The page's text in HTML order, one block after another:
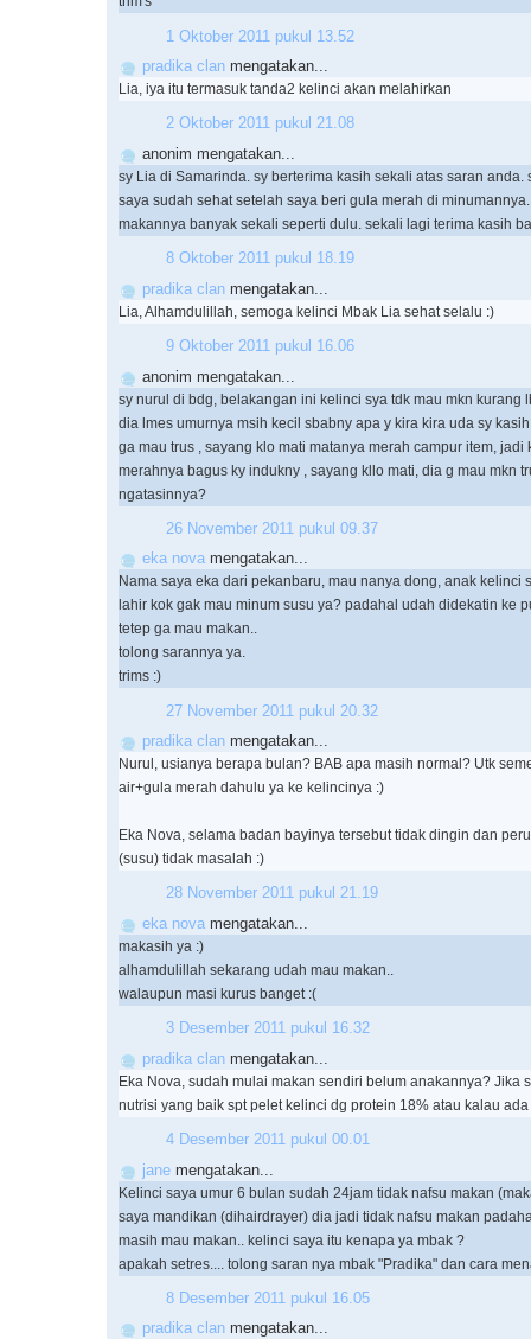
1 Oktober 2011 pukul 13.52
pradika clan mengatakan...
Lia, iya itu termasuk tanda2 kelinci akan melahirkan
2 Oktober 2011 pukul 21.08
anonim mengatakan...
sy Lia di Samarinda. sy berterima kasih sekali atas saran anda.
saya sudah sehat setelah saya beri gula merah di
makannya banyak sekali seperti dulu. sekali lagi terima kasih
8 Oktober 2011 pukul 18.19
pradika clan mengatakan...
Lia, Alhamdulillah, semoga kelinci Mbak Lia sehat selalu :)
9 Oktober 2011 pukul 16.06
anonim mengatakan...
sy nurul di bdg, belakangan ini kelinci sya tdk mau mkn kurang
dia lmes umurnya msih kecil sbabny apa y kira kira uda sy
ga mau trus , sayang klo mati matanya merah campur item, jadi
merahnya bagus ky indukny , sayang kllo mati, dia g mau mkn
ngatasinnya?
26 November 2011 pukul 09.37
eka nova mengatakan...
Nama saya eka dari pekanbaru, mau nanya dong, anak kelinci
lahir kok gak mau minum susu ya? padahal udah didekatin ke
tetep ga mau makan..
tolong sarannya ya.
trims :)
27 November 2011 pukul 20.32
pradika clan mengatakan...
Nurul, usianya berapa bulan? BAB apa masih normal? Utk
air+gula merah dahulu ya ke kelincinya :)
Eka Nova, selama badan bayinya tersebut tidak dingin dan
(susu) tidak masalah :)
28 November 2011 pukul 21.19
eka nova mengatakan...
makasih ya :)
alhamdulillah sekarang udah mau makan..
walaupun masi kurus banget :(
3 Desember 2011 pukul 16.32
pradika clan mengatakan...
Eka Nova, sudah mulai makan sendiri belum anakannya? Jika
nutrisi yang baik spt pelet kelinci dg protein 18% atau kalau
4 Desember 2011 pukul 00.01
jane mengatakan...
Kelinci saya umur 6 bulan sudah 24jam tidak nafsu makan
saya mandikan (dihairdrayer) dia jadi tidak nafsu makan
masih mau makan.. kelinci saya itu kenapa ya mbak ?
apakah setres.... tolong saran nya mbak "Pradika" dan cara
8 Desember 2011 pukul 16.05
pradika clan mengatakan...